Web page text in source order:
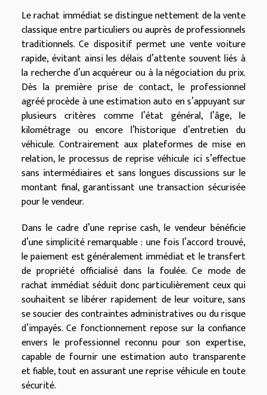
Le rachat immédiat se distingue nettement de la vente
classique entre particuliers ou auprès de professionnels
traditionnels. Ce dispositif permet une vente voiture
rapide, évitant ainsi les délais d’attente souvent liés à
la recherche d’un acquéreur ou à la négociation du prix.
Dès la première prise de contact, le professionnel
agréé procède à une estimation auto en s’appuyant sur
plusieurs critères comme l’état général, l’âge, le
kilométrage ou encore l’historique d’entretien du
véhicule. Contrairement aux plateformes de mise en
relation, le processus de reprise véhicule ici s’effectue
sans intermédiaires et sans longues discussions sur le
montant final, garantissant une transaction sécurisée
pour le vendeur.
Dans le cadre d’une reprise cash, le vendeur bénéficie
d’une simplicité remarquable : une fois l’accord trouvé,
le paiement est généralement immédiat et le transfert
de propriété officialisé dans la foulée. Ce mode de
rachat immédiat séduit donc particulièrement ceux qui
souhaitent se libérer rapidement de leur voiture, sans
se soucier des contraintes administratives ou du risque
d’impayés. Ce fonctionnement repose sur la confiance
envers le professionnel reconnu pour son expertise,
capable de fournir une estimation auto transparente
et fiable, tout en assurant une reprise véhicule en toute
sécurité.